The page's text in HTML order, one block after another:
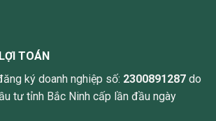
TOÁN
ký doanh nghiệp số: 2300891287 do
tư tỉnh Bắc Ninh cấp lần đầu ngày